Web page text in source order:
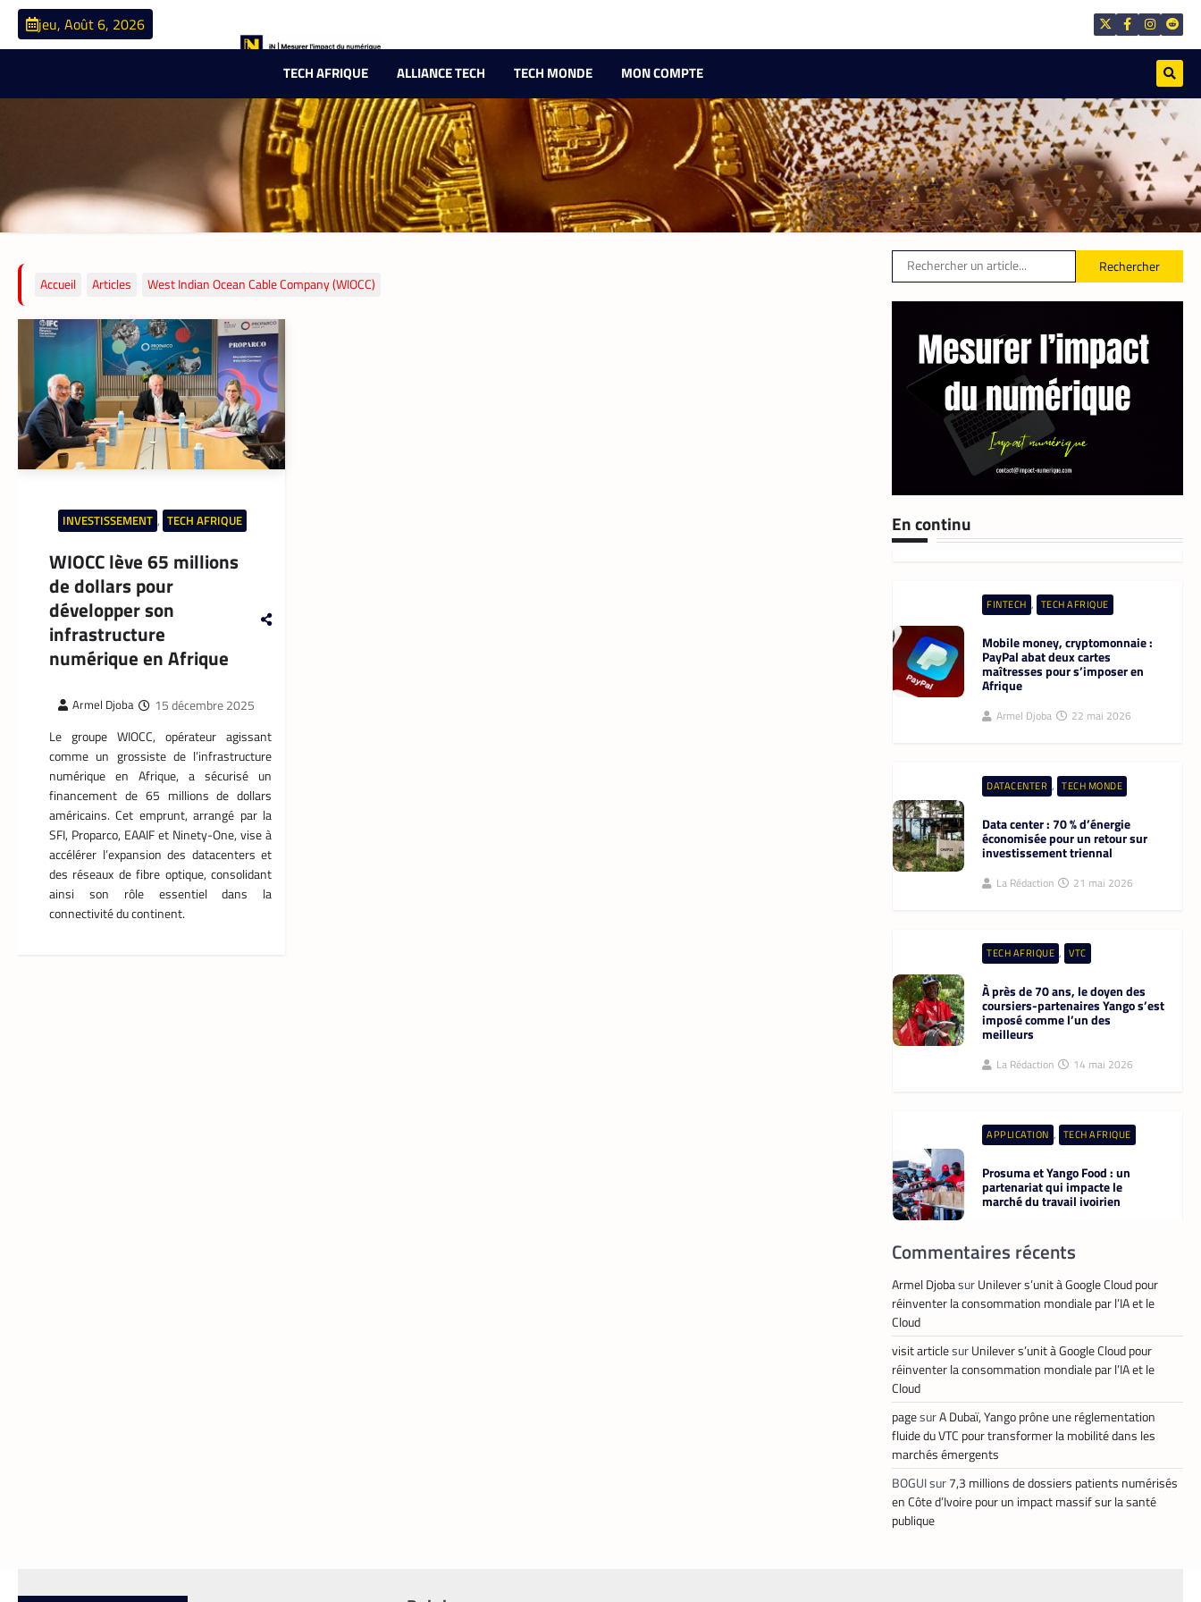
jeu, Août 6, 2026
TECH AFRIQUE ALLIANCE TECH TECH MONDE MON COMPTE
Accueil Articles West Indian Ocean Cable Company (WIOCC)
INVESTISSEMENT , TECH AFRIQUE
WIOCC lève 65 millions
de dollars pour
développer son
infrastructure
numérique en Afrique
Armel Djoba
15 décembre 2025
Le groupe WIOCC, opérateur agissant
comme un grossiste de l’infrastructure
numérique en Afrique, a sécurisé un
financement de 65 millions de dollars
américains. Cet emprunt, arrangé par la
SFI, Proparco, EAAIF et Ninety-One, vise à
accélérer l’expansion des datacenters et
des réseaux de fibre optique, consolidant
ainsi son rôle essentiel dans la
connectivité du continent.
Rechercher
En continu
21 mai 2026
À près de 70 ans, le doyen des
coursiers-partenaires Yango s’est
imposé comme l’un des
meilleurs
La Rédaction 14 mai 2026
APPLICATION TECH AFRIQUE
marché du travail ivoirien
La Rédaction 10 mai 2026
TECH MONDE , VTC
Heetch : désormais, les
La Rédaction 25 mai 2026
FINTECH , TECH AFRIQUE
Mobile money, cryptomonnaie :
PayPal abat deux cartes
maîtresses pour s’imposer en
Afrique
Armel Djoba 22 mai 2026
DATACENTER , TECH MONDE
Data center : 70 % d’énergie
économisée pour un retour sur
investissement triennal
La Rédaction 21 mai 2026
TECH AFRIQUE , VTC
À près de 70 ans, le doyen des
coursiers-partenaires Yango s’est
imposé comme l’un des
meilleurs
La Rédaction 14 mai 2026
APPLICATION , TECH AFRIQUE
Prosuma et Yango Food : un
partenariat qui impacte le
marché du travail ivoirien
TECH MONDE , VTC
Heetch : désormais, les
passagers peuvent définir
directement le prix de leur course
La Rédaction 25 mai 2026
FINTECH , TECH AFRIQUE
Mobile money, cryptomonnaie :
Commentaires récents
Armel DjobasurUnilever s’unit à Google Cloud pour
réinventer la consommation mondiale par l’IA et le
Cloud
visit articlesurUnilever s’unit à Google Cloud pour
réinventer la consommation mondiale par l’IA et le
Cloud
pagesurA Dubaï, Yango prône une réglementation
fluide du VTC pour transformer la mobilité dans les
marchés émergents
BOGUIsur7,3 millions de dossiers patients numérisés
en Côte d’Ivoire pour un impact massif sur la santé
publique